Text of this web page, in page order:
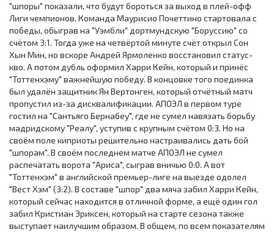
"шпоры" показали, что будут бороться за выход в плей-офф
Лиги чемпионов. Команда Маурисио Почеттино стартовала с
победы, обыграв на "Уэмбли" дортмундскую "Боруссию" со
счётом 3:1. Тогда уже на четвёртой минуте счёт открыл Сон
Хын Мин, но вскоре Андрей Ярмоленко восстановил статус-
кво. А потом дубль оформил Харри Кейн, который и принёс
"Тоттенхэму" важнейшую победу. В концовке того поединка
был удалён защитник Ян Вертонген, который отчётный матч
пропустил из-за дисквалификации. АПОЭЛ в первом туре
гостил на "Сантьяго Бернабеу", где не сумел навязать борьбу
мадридскому "Реалу", уступив с крупным счётом 0:3. Но на
своём поле киприоты решительно настраивались дать бой
"шпорам". В своём последнем матче АПОЭЛ не сумел
распечатать ворота "Ариса", сыграв вничью 0:0. А вот
"Тоттенхэм" в английской премьер-лиге на выезде одолел
"Вест Хэм" (3:2). В составе "шпор" два мяча забил Харри Кейн,
который сейчас находится в отличной форме, а ещё один гол
забил Кристиан Эриксен, который на старте сезона также
выступает наилучшим образом. В общем, по всем показателям